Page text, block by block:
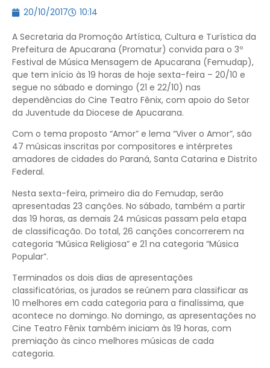
20/10/2017 10:14
A Secretaria da Promoção Artística, Cultura e Turística da
Prefeitura de Apucarana (Promatur) convida para o 3º
Festival de Música Mensagem de Apucarana (Femudap),
que tem início às 19 horas de hoje sexta-feira – 20/10 e
segue no sábado e domingo (21 e 22/10) nas
dependências do Cine Teatro Fênix, com apoio do Setor
da Juventude da Diocese de Apucarana.
Com o tema proposto “Amor” e lema “Viver o Amor”, são
47 músicas inscritas por compositores e intérpretes
amadores de cidades do Paraná, Santa Catarina e Distrito
Federal.
Nesta sexta-feira, primeiro dia do Femudap, serão
apresentadas 23 canções. No sábado, também a partir
das 19 horas, as demais 24 músicas passam pela etapa
de classificação. Do total, 26 canções concorrerem na
categoria “Música Religiosa” e 21 na categoria “Música
Popular”.
Terminados os dois dias de apresentações
classificatórias, os jurados se reúnem para classificar as
10 melhores em cada categoria para a finalíssima, que
acontece no domingo. No domingo, as apresentações no
Cine Teatro Fênix também iniciam às 19 horas, com
premiação às cinco melhores músicas de cada
categoria.